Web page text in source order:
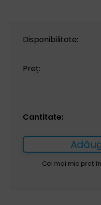
Disponibilitate:
Preț:
Cantitate:
Cel mai mic preț